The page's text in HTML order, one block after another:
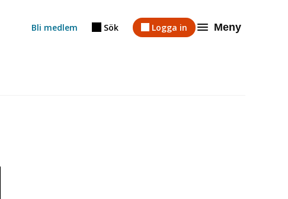
Bli medlem Sök Logga in Meny